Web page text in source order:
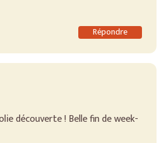
Répondre
découverte ! Belle fin de week-